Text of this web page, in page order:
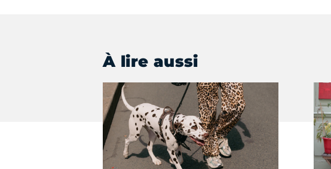
À lire aussi